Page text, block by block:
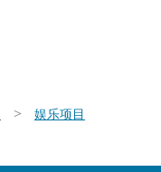
> 娱乐项目